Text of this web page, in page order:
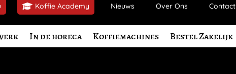
Koffie Academy Nieuws Over Ons Contact
In de horeca Koffiemachines Bestel Zakelijk